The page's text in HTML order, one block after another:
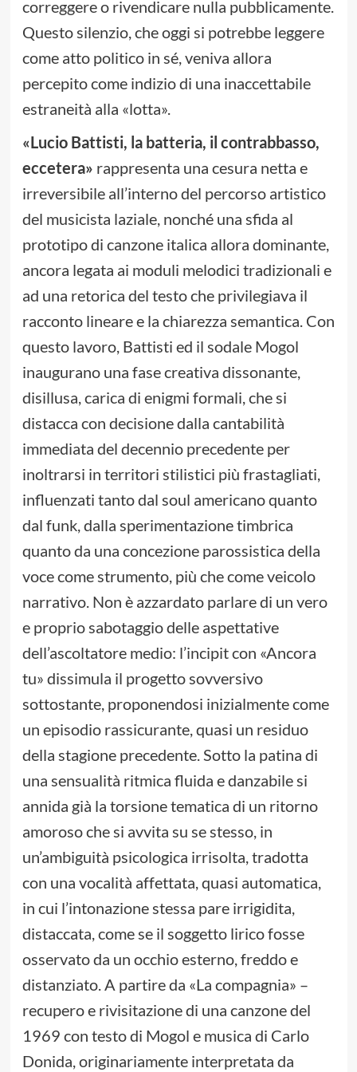
correggere o rivendicare nulla pubblicamente.
Questo silenzio, che oggi si potrebbe leggere
come atto politico in sé, veniva allora
percepito come indizio di una inaccettabile
estraneità alla «lotta».
«Lucio Battisti, la batteria, il contrabbasso,
eccetera» rappresenta una cesura netta e
irreversibile all’interno del percorso artistico
del musicista laziale, nonché una sfida al
prototipo di canzone italica allora dominante,
ancora legata ai moduli melodici tradizionali e
ad una retorica del testo che privilegiava il
racconto lineare e la chiarezza semantica. Con
questo lavoro, Battisti ed il sodale Mogol
inaugurano una fase creativa dissonante,
disillusa, carica di enigmi formali, che si
distacca con decisione dalla cantabilità
immediata del decennio precedente per
inoltrarsi in territori stilistici più frastagliati,
influenzati tanto dal soul americano quanto
dal funk, dalla sperimentazione timbrica
quanto da una concezione parossistica della
voce come strumento, più che come veicolo
narrativo. Non è azzardato parlare di un vero
e proprio sabotaggio delle aspettative
dell’ascoltatore medio: l’incipit con «Ancora
tu» dissimula il progetto sovversivo
sottostante, proponendosi inizialmente come
un episodio rassicurante, quasi un residuo
della stagione precedente. Sotto la patina di
una sensualità ritmica fluida e danzabile si
annida già la torsione tematica di un ritorno
amoroso che si avvita su se stesso, in
un’ambiguità psicologica irrisolta, tradotta
con una vocalità affettata, quasi automatica,
in cui l’intonazione stessa pare irrigidita,
distaccata, come se il soggetto lirico fosse
osservato da un occhio esterno, freddo e
distanziato. A partire da «La compagnia» –
recupero e rivisitazione di una canzone del
1969 con testo di Mogol e musica di Carlo
Donida, originariamente interpretata da